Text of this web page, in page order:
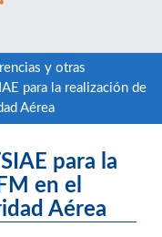
y otras
para la realización de
Aérea
para la
en el
Aérea